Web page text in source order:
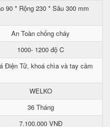
90 * Rộng 230 * Sâu 300 mm
An Toàn chống cháy
1000- 1200 độ C
Điện Tử, khoá chìa và tay cầm
WELKO
36 Tháng
7.100.000 VNĐ